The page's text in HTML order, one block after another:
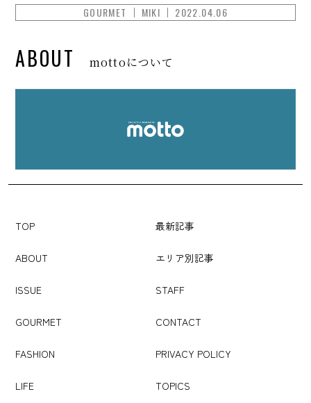
GOURMET MIKI 2022.04.06
ABOUT mottoについて
TOP 最新記事
ABOUT エリア別記事
ISSUE STAFF
GOURMET CONTACT
FASHION PRIVACY POLICY
LIFE TOPICS